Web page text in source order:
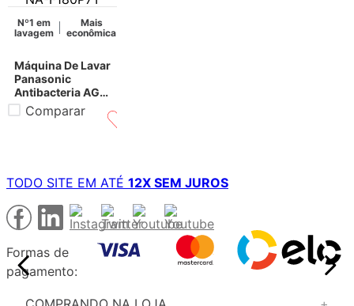
Nº1 em
lavagem
Mais
econômica
Máquina De Lavar
Panasonic
Antibacteria AG
18kg Titânio -
NA-F180P7T
Comparar
TODO SITE EM ATÉ 12X SEM JUROS
Formas de
pagamento: